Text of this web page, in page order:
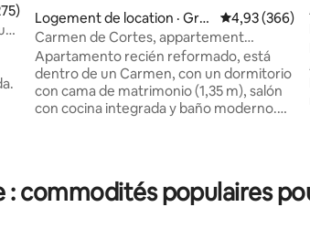
de 4,84 sur 5, 1 275 commentaires
Logement de location · Gre
nade
Note
4,93 (366)
Carmen de Cortes, appartement
Mariana
Apartamento recién reformado, está
dentro de un Carmen, con un dormitorio
con cama de matrimonio (1,35 m), salón
con cocina integrada y baño moderno.
un bebé. Perfecto para parejas, amigos o
familias que quieran disfrutar de una
: commodités populaires